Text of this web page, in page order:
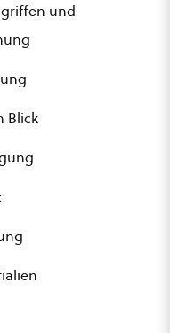
und
Blick